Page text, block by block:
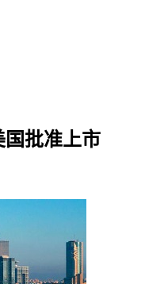
国批准上市